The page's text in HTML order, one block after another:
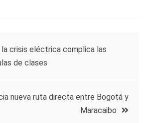
la crisis eléctrica complica las
de clases
nueva ruta directa entre Bogotá y
Maracaibo